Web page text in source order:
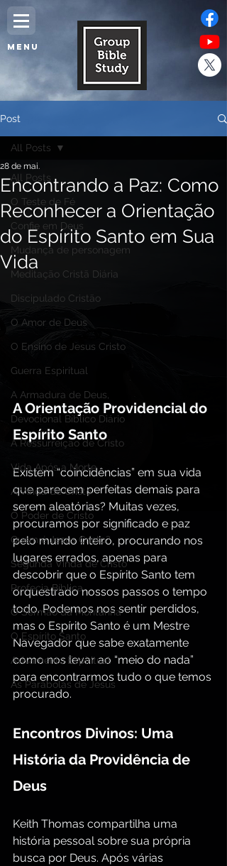
MENU
Post
All Posts
O Teste de Fé
Confie em Deus
Mudança de personagem
Meditação Cristã Diária
Discipulado Cristão
O Amor de Deus
O Ensino de Jesus Cristo
Guerra Espiritual
A Armadura de Deus,
Devocional Bíblico Diário
A Ressurreição de Cristo
Vida Após a Morte
A Vinda de Cristo
O Poder de Cristo
Quem é Jesus Cristo?
Segunda Vinda de Cristo
Profecia Bíblica
O Sermão da Montanha
O Espírito Santo
Avivamento Espiritual
As Parábolas de Jesus
All Posts
Encontrando a Paz: Como
Reconhecer a Orientação
do Espírito Santo em Sua
Vida
28 de mai.
A Orientação Providencial do
Espírito Santo
Existem “coincidências” em sua vida
que parecem perfeitas demais para
serem aleatórias? Muitas vezes,
procuramos por significado e paz
pelo mundo inteiro, procurando nos
lugares errados, apenas para
descobrir que o Espírito Santo tem
orquestrado nossos passos o tempo
todo. Podemos nos sentir perdidos,
mas o Espírito Santo é um Mestre
Navegador que sabe exatamente
como nos levar ao “meio do nada”
para encontrarmos tudo o que temos
procurado.
Encontros Divinos: Uma
História da Providência de
Deus
Keith Thomas compartilha uma
história pessoal sobre sua própria
busca por Deus. Após várias